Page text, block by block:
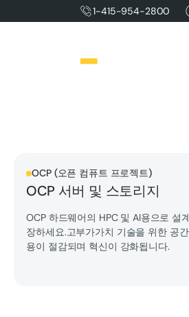
1-415-954-2800
OCP (오픈 컴퓨트 프로젝트)
OCP 서버 및 스토리지
OCP 하드웨어의 HPC 및 AI용으로 설
장하세요.고부가가치 기술을 위한 공
용이 절감되며 혁신이 강화됩니다.